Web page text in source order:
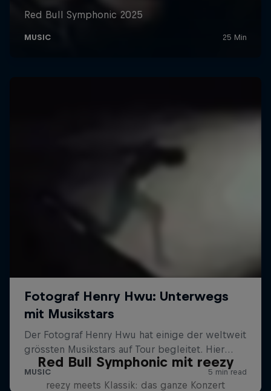
Red Bull Symphonic mit reezy
reezy meets Klassik: das ganze Konzert